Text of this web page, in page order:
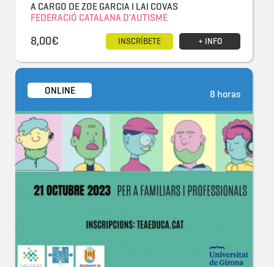
A CARGO DE ZOE GARCIA I LAI COVAS
FEDERACIÓ CATALANA D'AUTISME
8,00€ + INFO
INSCRÍBETE
8 horas
ONLINE